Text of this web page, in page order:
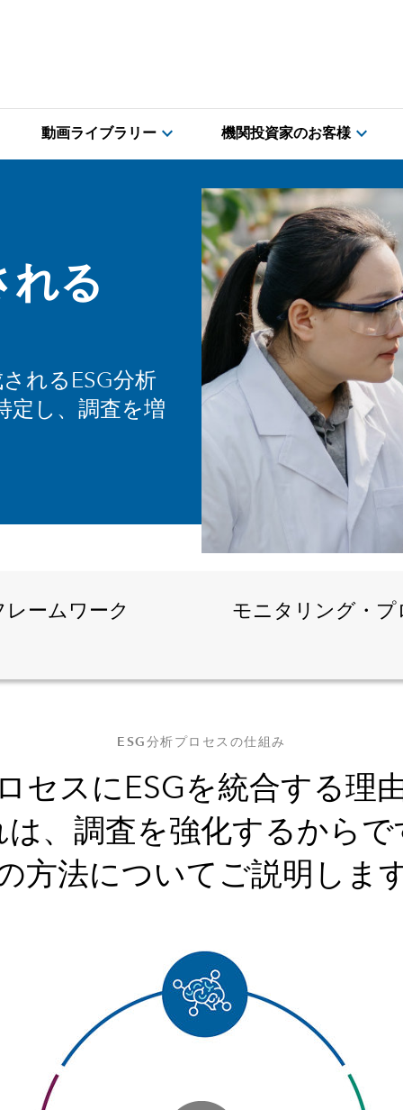
動画ライブラリー expand_more 機関投資家のお客様expand_more
れる
れるESG分析
定し、調査を増
レームワーク モニタリング・プ
ESG分析プロセスの仕組み
セスにESGを統合する理
は、調査を強化するからで
方法についてご説明します